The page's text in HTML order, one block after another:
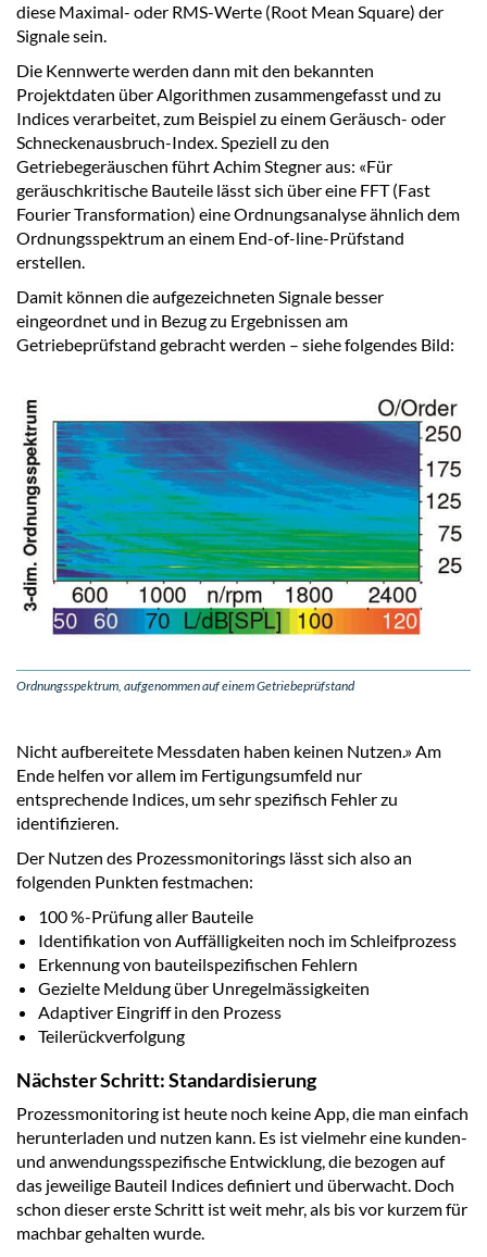
diese Maximal- oder RMS-Werte (Root Mean Square) der
Signale sein.
Die Kennwerte werden dann mit den bekannten
Projektdaten über Algorithmen zusammengefasst und zu
Indices verarbeitet, zum Beispiel zu einem Geräusch- oder
Schneckenausbruch-Index. Speziell zu den
Getriebegeräuschen führt Achim Stegner aus: «Für
geräuschkritische Bauteile lässt sich über eine FFT (Fast
Fourier Transformation) eine Ordnungsanalyse ähnlich dem
Ordnungsspektrum an einem End-of-line-Prüfstand
erstellen.
Damit können die aufgezeichneten Signale besser
eingeordnet und in Bezug zu Ergebnissen am
Getriebeprüfstand gebracht werden – siehe folgendes Bild:
Ordnungsspektrum, aufgenommen auf einem Getriebeprüfstand
Nicht aufbereitete Messdaten haben keinen Nutzen.» Am
Ende helfen vor allem im Fertigungsumfeld nur
entsprechende Indices, um sehr spezifisch Fehler zu
identifizieren.
Der Nutzen des Prozessmonitorings lässt sich also an
folgenden Punkten festmachen:
100 %-Prüfung aller Bauteile
Identifikation von Auffälligkeiten noch im Schleifprozess
Erkennung von bauteilspezifischen Fehlern
Gezielte Meldung über Unregelmässigkeiten
Adaptiver Eingriff in den Prozess
Teilerückverfolgung
Nächster Schritt: Standardisierung
Prozessmonitoring ist heute noch keine App, die man einfach
herunterladen und nutzen kann. Es ist vielmehr eine kunden-
und anwendungsspezifische Entwicklung, die bezogen auf
das jeweilige Bauteil Indices definiert und überwacht. Doch
schon dieser erste Schritt ist weit mehr, als bis vor kurzem für
machbar gehalten wurde.